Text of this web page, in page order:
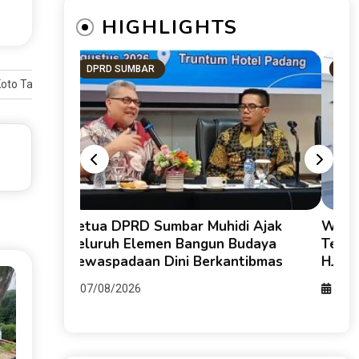
Tangah
HIGHLIGHTS
Oleh:
DPRD SUMBAR
Ketua DPRD Sumbar Muhidi Ajak
Seluruh Elemen Bangun Budaya
Kewaspadaan Dini Berkantibmas
07/08/2026
HJK